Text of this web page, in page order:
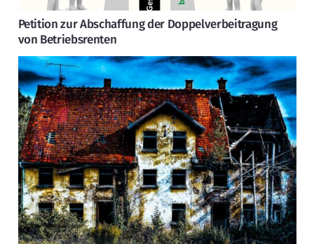
Petition zur Abschaffung der Doppelverbeitragung
von Betriebsrenten